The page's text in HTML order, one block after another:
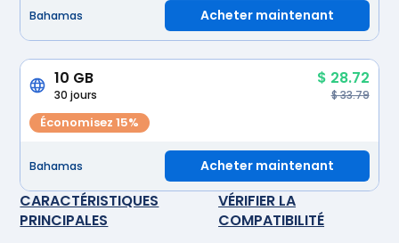
Bahamas Acheter maintenant
10 GB $ 28.72
30 jours $ 33.79
Économisez 15%
Bahamas Acheter maintenant
CARACTÉRISTIQUES
PRINCIPALES
VÉRIFIER LA
COMPATIBILITÉ